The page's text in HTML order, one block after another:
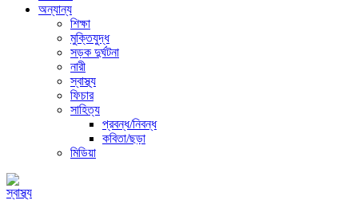
অন্যান্য
শিক্ষা
মুক্তিযুদ্ধ
সড়ক দুর্ঘটনা
নারী
স্বাস্থ্য
ফিচার
সাহিত্য
প্রবন্ধ/নিবন্ধ
কবিতা/ছড়া
মিডিয়া
স্বাস্থ্য